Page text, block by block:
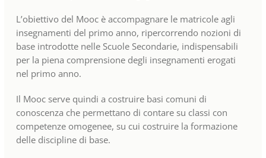
L’obiettivo del Mooc è accompagnare le matricole agli
insegnamenti del primo anno, ripercorrendo nozioni di
base introdotte nelle Scuole Secondarie, indispensabili
per la piena comprensione degli insegnamenti erogati
nel primo anno.
Il Mooc serve quindi a costruire basi comuni di
conoscenza che permettano di contare su classi con
competenze omogenee, su cui costruire la formazione
delle discipline di base.